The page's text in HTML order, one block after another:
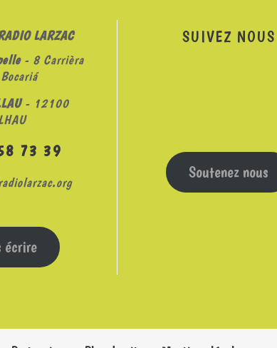
LARZAC
- 8 Carrièra
- 12100
73 39
écrire
SUIVEZ NOUS
Soutenez nous